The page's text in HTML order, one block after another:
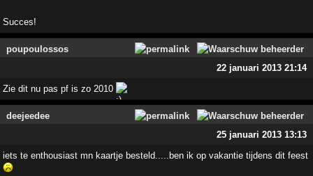
Succes!
poupoulossos
22 januari 2013 21:14
Zie dit nu pas pf is zo 2010
deejeedee
25 januari 2013 13:13
iets te enthousiast mn kaartje besteld.....ben ik op vakantie tijdens dit feest